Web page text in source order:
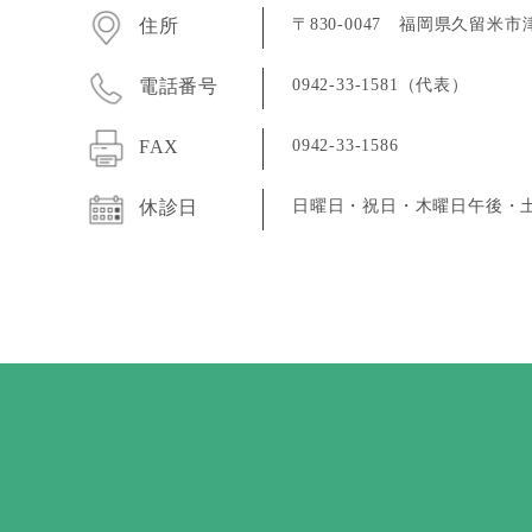
住所 〒830-0047 福岡県久留米市
電話番号 0942-33-1581（代表）
FAX 0942-33-1586
休診日 日曜日・祝日・木曜日午後・